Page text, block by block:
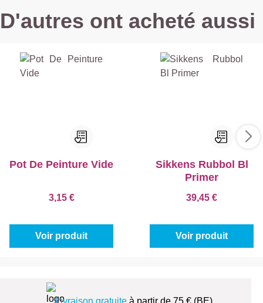
D'autres ont acheté aussi
Pot De Peinture Vide
3,15 €
Voir produit
Sikkens Rubbol Bl
Primer
39,45 €
Voir produit